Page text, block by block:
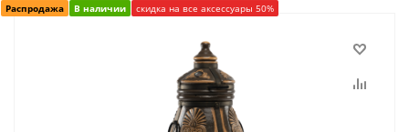
Распродажа В наличии скидка на все аксессуары 50%